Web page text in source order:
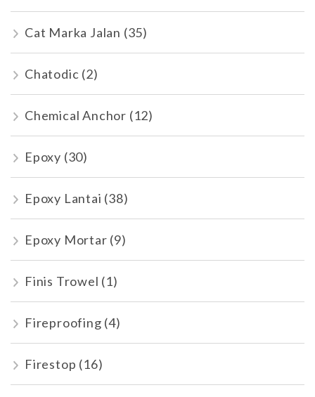
Cat Marka Jalan (35)
Chatodic (2)
Chemical Anchor (12)
Epoxy (30)
Epoxy Lantai (38)
Epoxy Mortar (9)
Finis Trowel (1)
Fireproofing (4)
Firestop (16)